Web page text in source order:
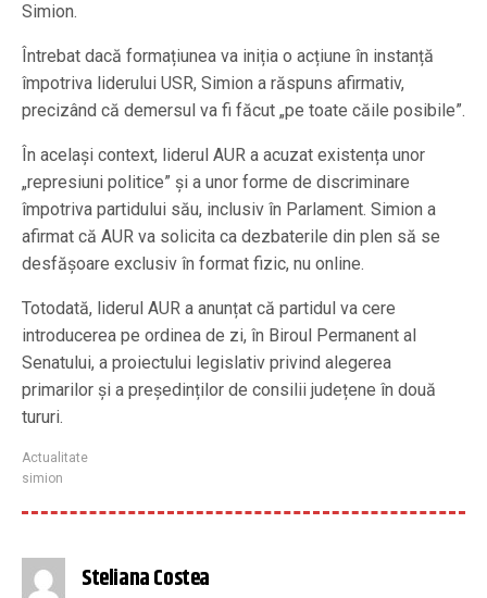
Simion.
Întrebat dacă formațiunea va iniția o acțiune în instanță
împotriva liderului USR, Simion a răspuns afirmativ,
precizând că demersul va fi făcut „pe toate căile posibile”.
În același context, liderul AUR a acuzat existența unor
„represiuni politice” și a unor forme de discriminare
împotriva partidului său, inclusiv în Parlament. Simion a
afirmat că AUR va solicita ca dezbaterile din plen să se
desfășoare exclusiv în format fizic, nu online.
Totodată, liderul AUR a anunțat că partidul va cere
introducerea pe ordinea de zi, în Biroul Permanent al
Senatului, a proiectului legislativ privind alegerea
primarilor și a președinților de consilii județene în două
tururi.
Actualitate
simion
Steliana Costea